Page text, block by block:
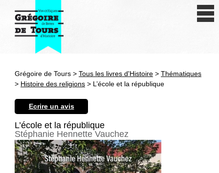
Antiquité
Epoque moderne
Révolution et XIXe siècle
XXe siècle
Grégoire de Tours > Tous les livres d'Histoire > Thématiques
> Histoire des religions > L’école et la république
Ecrire un avis
L’école et la république
Stéphanie Hennette Vauchez